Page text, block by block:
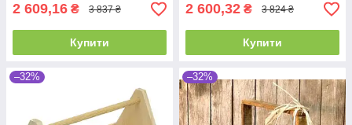
2 609,16 ₴ 3 837 ₴
Купити
2 600,32 ₴ 3 824 ₴
Купити
–32% –32%